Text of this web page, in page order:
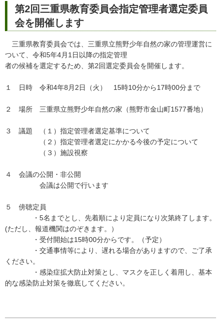
第2回三重県教育委員会指定管理者選定委員
会を開催します
三重県教育委員会では、三重県立熊野少年自然の家の管理運営に
ついて、令和5年4月1日以降の指定管理
者の候補を選定するため、第2回選定委員会を開催します。
１ 日時 令和4年8月2日（火） 15時10分から17時00分まで
２ 場所 三重県立熊野少年自然の家（熊野市金山町1577番地）
３ 議題 （１）指定管理者選定基準について
（２）指定管理者選定にかかる今後の予定について
（３）施設視察
４ 会議の公開・非公開
会議は公開で行います
５ 傍聴定員
・5名までとし、先着順により定員になり次第終了します。
(ただし、報道機関はのぞきます。）
・受付開始は15時00分からです。（予定）
・交通事情等により、遅れる場合がありますので、ご了承
ください。
・感染症拡大防止対策とし、マスクを正しく着用し、基本
的な感染防止対策を徹底してください。